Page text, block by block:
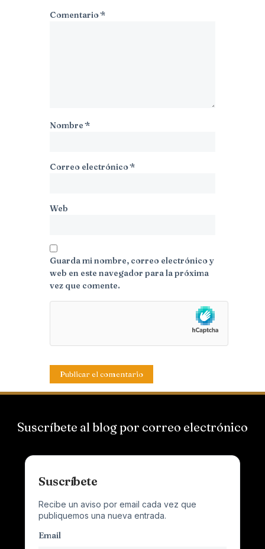
Comentario*
Nombre*
Correo electrónico*
Web
Guarda mi nombre, correo electrónico y
web en este navegador para la próxima
vez que comente.
Suscríbete al blog por correo electrónico
Suscríbete
Recibe un aviso por email cada vez que
publiquemos una nueva entrada.
Email